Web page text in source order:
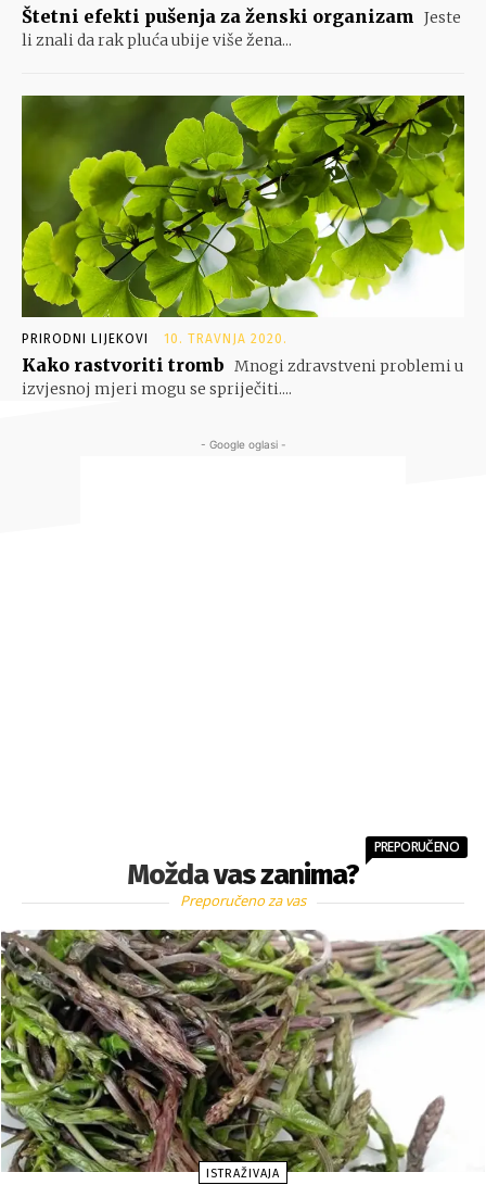
Štetni efekti pušenja za ženski organizam Jeste
li znali da rak pluća ubije više žena...
PRIRODNI LIJEKOVI 10. TRAVNJA 2020.
Kako rastvoriti tromb Mnogi zdravstveni problemi u
izvjesnoj mjeri mogu se spriječiti....
- Google oglasi -
Možda vas zanima?
PREPORUČENO
Preporučeno za vas
ISTRAŽIVAJA